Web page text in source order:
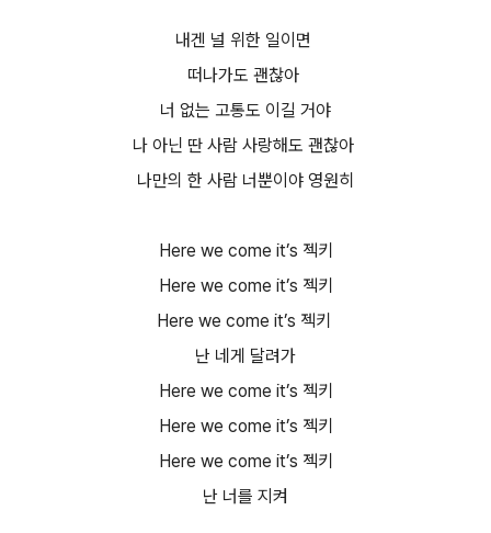
내겐 널 위한 일이면
떠나가도 괜찮아
너 없는 고통도 이길 거야
나 아닌 딴 사람 사랑해도 괜찮아
나만의 한 사람 너뿐이야 영원히
Here we come it’s 젝키
Here we come it’s 젝키
Here we come it’s 젝키
난 네게 달려가
Here we come it’s 젝키
Here we come it’s 젝키
Here we come it’s 젝키
난 너를 지켜